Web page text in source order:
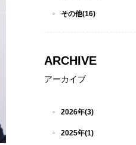
その他(16)
ARCHIVE
アーカイブ
2026年(3)
2025年(1)